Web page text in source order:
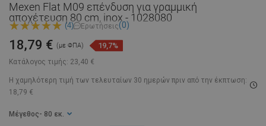
Mexen Flat M09 επένδυση για γραμμική
αποχέτευση 80 cm, inox - 1028080
(4) Ερωτήσεις(0)
Κατάλογος τιμής: 23,40 €
18,79 € (με ΦΠΑ) 19,7%
Η χαμηλότερη τιμή των τελευταίων 30 ημερών πριν από την έκπτωση:
18,79 €
Μέγεθος - 80 εκ.